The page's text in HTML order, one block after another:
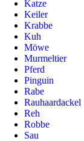
Katze
Keiler
Krabbe
Kuh
Möwe
Murmeltier
Pferd
Pinguin
Rabe
Rauhaardackel
Reh
Robbe
Sau